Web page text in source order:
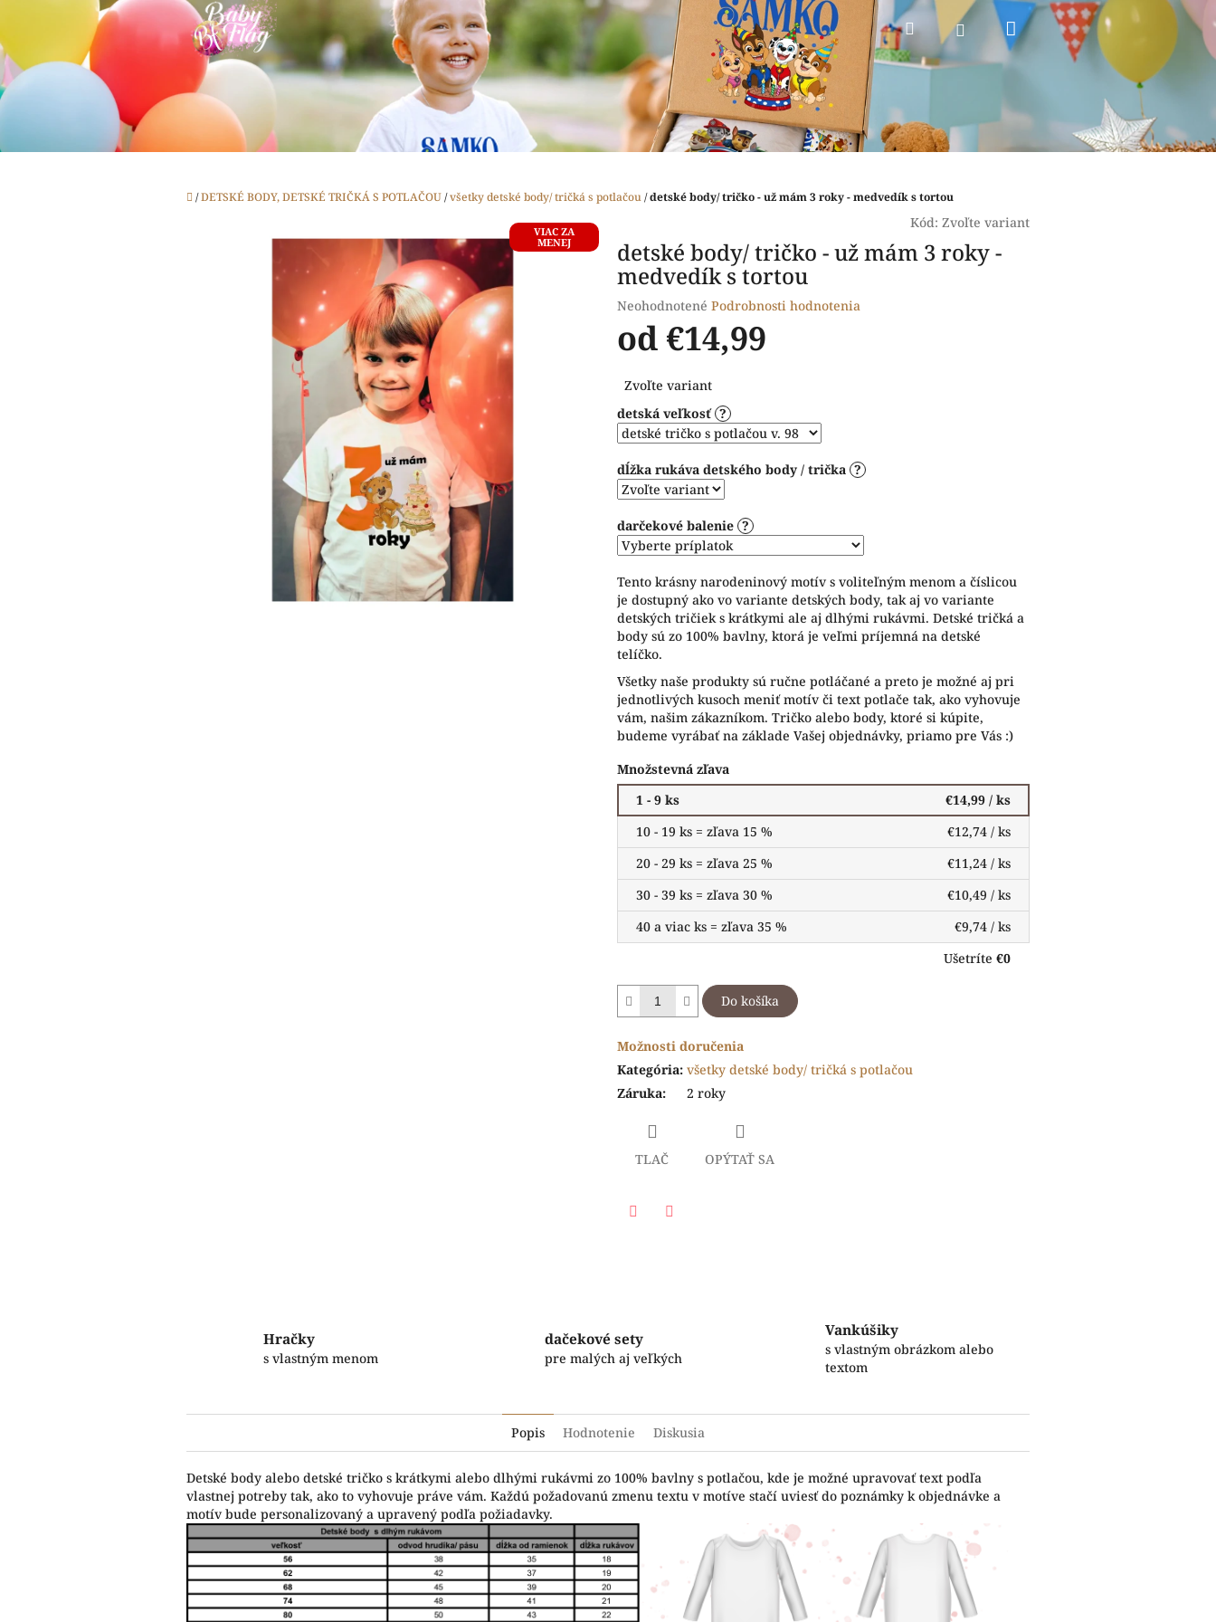
obsah
HľadaťPrihlásenieNákupný
Domov
/DETSKÉ BODY, DETSKÉ TRIČKÁ S POTLAČOU/všetky detské body/ tričká s potlačou/detské body/ tričko - už mám 3 roky - medvedík s tortou
VIAC ZA
MENEJ
Kód: Zvoľte variant
detské body/ tričko - už mám 3 roky -
medvedík s tortou
Priemerné
hodnotenie
produktu
0,0
5
hviezdičiek.
Neohodnotené Podrobnosti hodnotenia
od €14,99
cena:
Zvoľte variant
detská veľkosť ?
dĺžka rukáva detského body / trička ?
darčekové balenie ?
Tento krásny narodeninový motív s voliteľným menom a číslicou
je dostupný ako vo variante detských body, tak aj vo variante
detských tričiek s krátkymi ale aj dlhými rukávmi. Detské tričká a
body sú zo 100% bavlny, ktorá je veľmi príjemná na detské
telíčko.
Všetky naše produkty sú ručne potláčané a preto je možné aj pri
jednotlivých kusoch meniť motív či text potlače tak, ako vyhovuje
vám, našim zákazníkom. Tričko alebo body, ktoré si kúpite,
budeme vyrábať na základe Vašej objednávky, priamo pre Vás :)
Množstevná zľava
1 - 9 ks
€14,99 / ks
10 - 19 ks = zľava 15 %
€12,74 / ks
20 - 29 ks = zľava 25 %
€11,24 / ks
30 - 39 ks = zľava 30 %
€10,49 / ks
40 a viac ks = zľava 35 %
€9,74 / ks
Ušetríte €0
Do košíka
Možnosti doručenia
Kategória: všetky detské body/ tričká s potlačou
Záruka: 2 roky
TLAČ OPÝTAŤ SA
Hračky
s vlastným menom
dačekové sety
pre malých aj veľkých
Vankúšiky
s vlastným obrázkom alebo
textom
Popis Hodnotenie Diskusia
Detské body alebo detské tričko s krátkymi alebo dlhými rukávmi zo 100% bavlny s potlačou, kde je možné upravovať text podľa
vlastnej potreby tak, ako to vyhovuje práve vám. Každú požadovanú zmenu textu v motíve stačí uviesť do poznámky k objednávke a
motív bude personalizovaný a upravený podľa požiadavky.